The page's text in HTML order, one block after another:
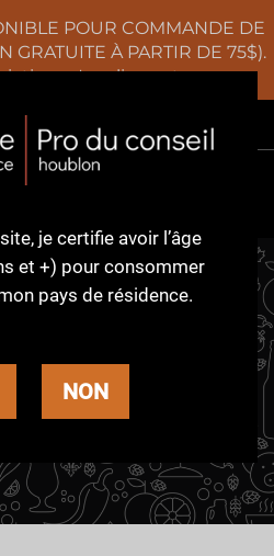
POUR COMMANDE DE
GRATUITE À PARTIR DE 75$).
s'appliquent
DE
je certifie avoir l’âge
et +) pour consommer
pays de résidence.
NON